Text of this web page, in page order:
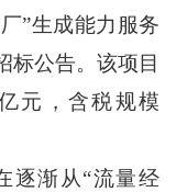
”生成能力服务
标公告。该项目
元，含税规模
渐从“流量经